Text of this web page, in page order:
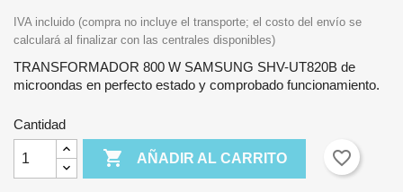
IVA incluido (compra no incluye el transporte; el costo del envío se
calculará al finalizar con las centrales disponibles)
TRANSFORMADOR 800 W SAMSUNG SHV-UT820B de
microondas en perfecto estado y comprobado funcionamiento.
Cantidad
 AÑADIR AL CARRITO favorite_border